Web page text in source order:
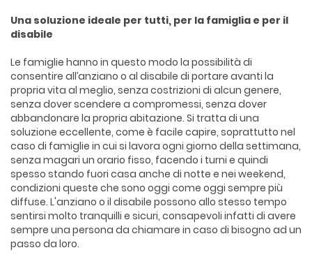
Una soluzione ideale per tutti, per la famiglia e per il
disabile
Le famiglie hanno in questo modo la possibilità di
consentire all’anziano o al disabile di portare avanti la
propria vita al meglio, senza costrizioni di alcun genere,
senza dover scendere a compromessi, senza dover
abbandonare la propria abitazione. Si tratta di una
soluzione eccellente, come è facile capire, soprattutto nel
caso di famiglie in cui si lavora ogni giorno della settimana,
senza magari un orario fisso, facendo i turni e quindi
spesso stando fuori casa anche di notte e nei weekend,
condizioni queste che sono oggi come oggi sempre più
diffuse. L'anziano o il disabile possono allo stesso tempo
sentirsi molto tranquilli e sicuri, consapevoli infatti di avere
sempre una persona da chiamare in caso di bisogno ad un
passo da loro.